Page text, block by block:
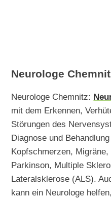
Neurologe
Neurologe Chemnitz:
mit dem Erkennen,
Störungen des
Diagnose und
Kopfschmerzen,
Parkinson, Multiple
Lateralsklerose (ALS).
kann ein Neurologe